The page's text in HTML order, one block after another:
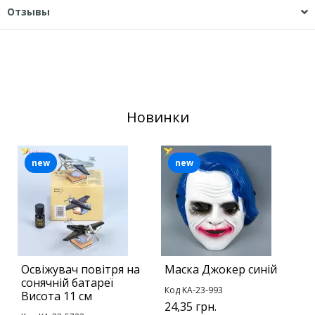
Отзывы
Новинки
Освіжувач повітря на
сонячній батареї
Висота 11 см
new
Маска Джокер синій
Код KA-23-993
24,35 грн.
new